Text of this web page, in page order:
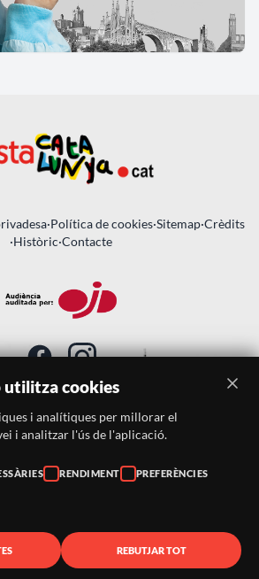
·Política de cookies·Sitemap·Crèdits
·Històric·Contacte
TE AL BUTLLETÍ
Telèfon:
938046359
— Tots els drets reservats · Web
amb ❤️ perCompsaOnline
utilitza cookies
i analítiques per millorar el
i analitzar l'ús de l'aplicació.
RENDIMENT
PREFERÈNCIES
REBUTJAR TOT